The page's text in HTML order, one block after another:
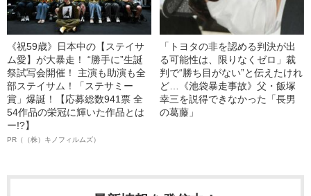
《祝59歳》日本中の【ステイサ
ム愛】が大暴走！ “勝手に”生誕
祭試写会開催！ 主演も助演も全
部ステイサム！「ステサミー
賞」爆誕！【応募総数941票 全
54作品の栄冠に輝いた作品とは
ー!?】
PR（（株）キノフィルムズ）
「トヨタの非を認める判決が出
る可能性は、限りなくゼロ」裁
判で“勝ち目がない”と伝えたけれ
ど…《池袋暴走事故》父・飯塚
幸三を説得できなかった「長男
の葛藤」